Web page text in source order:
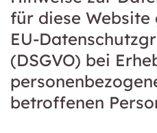
für diese Website
EU-
(DSGVO) bei
betroffenen